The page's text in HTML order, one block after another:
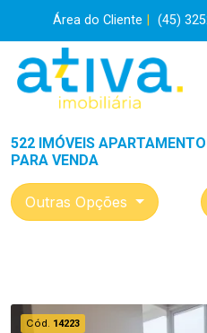
Área do Cliente (45)
522 IMÓVEIS
PARA VENDA
Outras Opções
Cód. 14223